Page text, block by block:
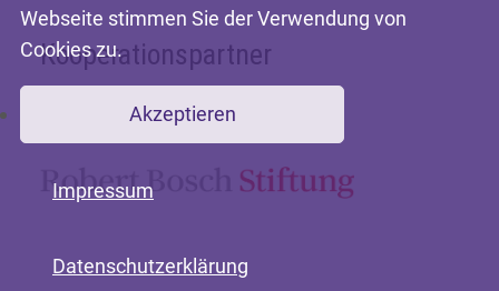
Kooperationspartner
Mit freundlicher Unterstützung der
Webseite stimmen Sie der Verwendung von
Cookies zu.
Akzeptieren
Impressum
Datenschutzerklärung